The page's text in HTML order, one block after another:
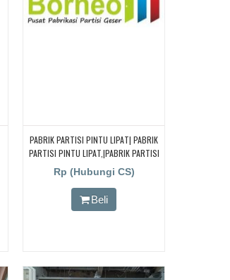
PABRIK PARTISI PINTU LIPAT| PABRIK
PARTISI PINTU LIPAT,|PABRIK PARTISI
PINTU LIPAT,| PABRIK PARTISI PINTU
Rp (Hubungi CS)
Beli